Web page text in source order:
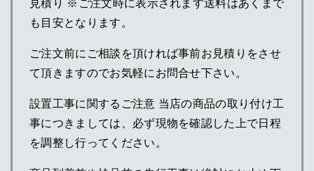
見積り ※ご注文時に表示されます送料はあくまで
も目安となります。
ご注文前にご相談を頂ければ事前お見積りをさせ
て頂きますのでお気軽にお問合せ下さい。
設置工事に関するご注意 当店の商品の取り付け工
事につきましては、必ず現物を確認した上で日程
を調整し行ってください。